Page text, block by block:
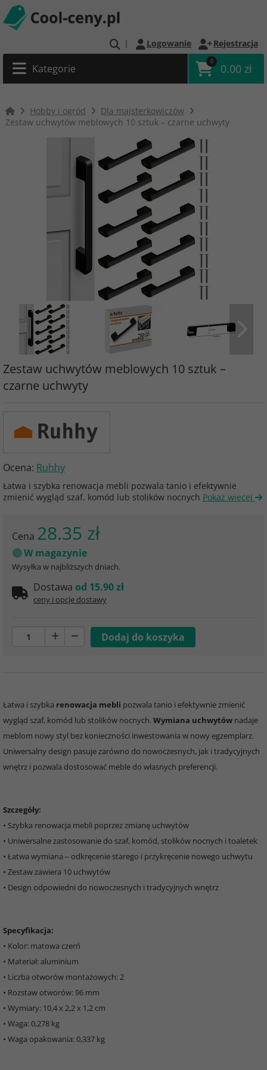
| Logowanie Rejestracja
Kategorie
0
0.00 zł
Hobby i ogród
Dla majsterkowiczów
Zestaw uchwytów meblowych 10 sztuk – czarne uchwyty
Zestaw uchwytów meblowych 10 sztuk –
czarne uchwyty
Ocena: Ruhhy
Łatwa i szybka renowacja mebli pozwala tanio i efektywnie
zmienić wygląd szaf, komód lub stolików nocnych Pokaż więcej
Cena 28.35 zł
W magazynie
Wysyłka w najbliższych dniach.
Dostawa od 15.90 zł
ceny i opcje dostawy
Łatwa i szybka renowacja mebli pozwala tanio i efektywnie zmienić
wygląd szaf, komód lub stolików nocnych.Wymiana uchwytów nadaje
meblom nowy styl bez konieczności inwestowania w nowy egzemplarz.
Uniwersalny design pasuje zarówno do nowoczesnych, jak i tradycyjnych
wnętrz i pozwala dostosować meble do własnych preferencji.
Szczegóły:
• Szybka renowacja mebli poprzez zmianę uchwytów
• Uniwersalne zastosowanie do szaf, komód, stolików nocnych i toaletek
• Łatwa wymiana – odkręcenie starego i przykręcenie nowego uchwytu
• Zestaw zawiera 10 uchwytów
• Design odpowiedni do nowoczesnych i tradycyjnych wnętrz
Specyfikacja:
• Kolor: matowa czerń
• Materiał: aluminium
• Liczba otworów montażowych: 2
• Rozstaw otworów: 96 mm
• Wymiary: 10,4 x 2,2 x 1,2 cm
• Waga: 0,278 kg
• Waga opakowania: 0,337 kg